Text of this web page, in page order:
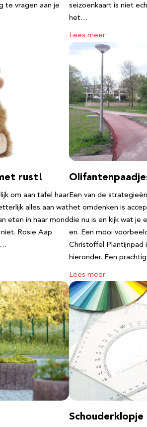
te vragen aan je
seizoenkaart is niet
het…
Lees meer
rust!
om aan tafel haar
alles aan wat
eten in haar mond
Rosie Aap
Een van de
het omdenken is
die nu is en kijk wat je
en. Een mooi
Christoffel Plantijnpad
hieronder. Een
Lees meer
Schouderklopje